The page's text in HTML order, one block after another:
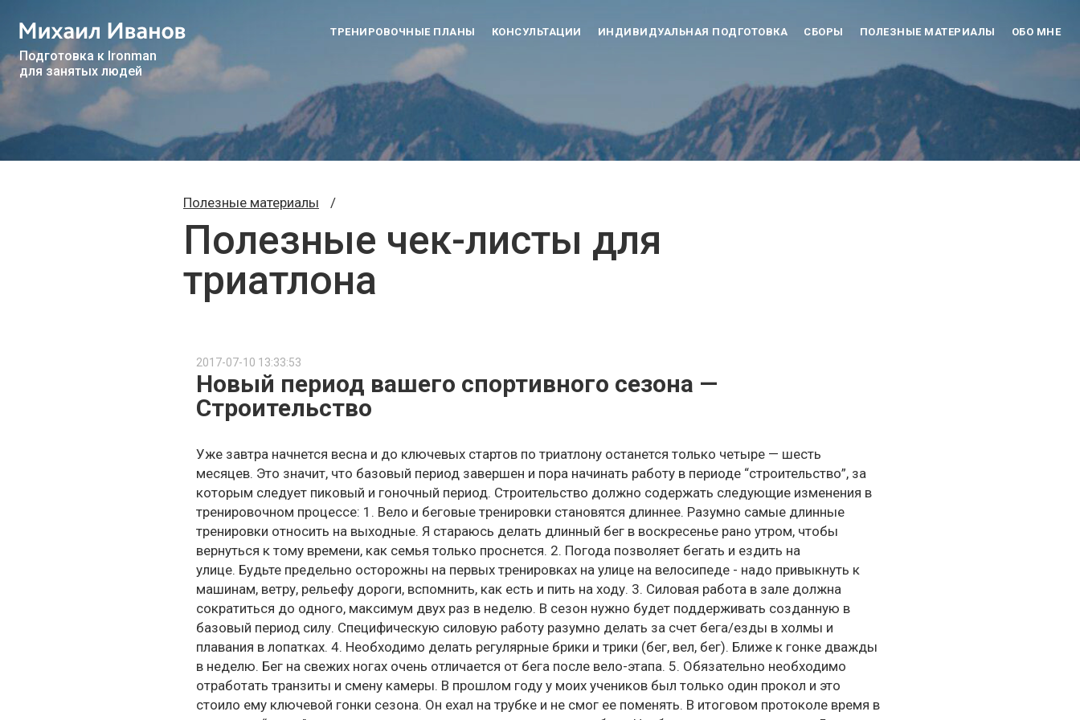
Подготовка к Ironman
для занятых людей
ТРЕНИРОВОЧНЫЕ ПЛАНЫ КОНСУЛЬТАЦИИ ИНДИВИДУАЛЬНАЯ ПОДГОТОВКА СБОРЫ ПОЛЕЗНЫЕ МАТЕРИАЛЫ ОБО МНЕ
Полезные материалы /
Полезные чек-листы для
триатлона
2017-07-10 13:33:53
Новый период вашего спортивного сезона —
Строительство
Уже завтра начнется весна и до ключевых стартов по триатлону останется только четыре — шесть
месяцев. Это значит, что базовый период завершен и пора начинать работу в периоде “строительство”, за
которым следует пиковый и гоночный период. Строительство должно содержать следующие изменения в
тренировочном процессе: 1. Вело и беговые тренировки становятся длиннее. Разумно самые длинные
тренировки относить на выходные. Я стараюсь делать длинный бег в воскресенье рано утром, чтобы
вернуться к тому времени, как семья только проснется. 2. Погода позволяет бегать и ездить на
улице. Будьте предельно осторожны на первых тренировках на улице на велосипеде - надо привыкнуть к
машинам, ветру, рельефу дороги, вспомнить, как есть и пить на ходу. 3. Силовая работа в зале должна
сократиться до одного, максимум двух раз в неделю. В сезон нужно будет поддерживать созданную в
базовый период силу. Специфическую силовую работу разумно делать за счет бега/езды в холмы и
плавания в лопатках. 4. Необходимо делать регулярные брики и трики (бег, вел, бег). Ближе к гонке дважды
в неделю. Бег на свежих ногах очень отличается от бега после вело-этапа. 5. Обязательно необходимо
отработать транзиты и смену камеры. В прошлом году у моих учеников был только один прокол и это
стоило ему ключевой гонки сезона. Он ехал на трубке и не смог ее поменять. В итоговом протоколе время в